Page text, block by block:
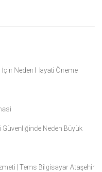
Neden Hayati Öneme
Neden Büyük
| Tems Bilgisayar Ataşehir